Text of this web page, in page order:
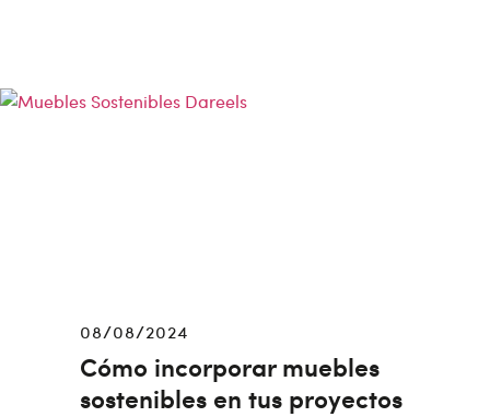
Cómo incorporar muebles
sostenibles en tus proyectos
08/08/2024